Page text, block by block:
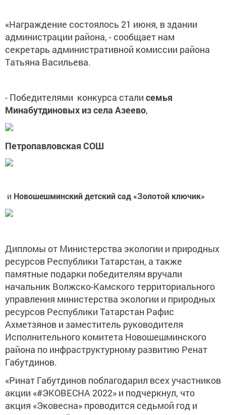
«Награждение состоялось 21 июня, в здании
администрации района, - сообщает нам
секретарь административной комиссии района
Татьяна Васильева.
- Победителями конкурса стали семья
Минабутдиновых из села Азеево,
Петропавловская СОШ
и Новошешминский детский сад «Золотой ключик»
Дипломы от Министерства экологии и природных
ресурсов Республики Татарстан, а также
памятные подарки победителям вручали
начальник Волжско-Камского территориального
управления министерства экологии и природных
ресурсов Республики Татарстан Рафис
Ахметзянов и заместитель руководителя
Исполнительного комитета Новошешминского
района по инфраструктурному развитию Ренат
Габутдинов.
«Ринат Габутдинов поблагодарил всех участников
акции «#ЭКОВЕСНА 2022» и подчеркнул, что
акция «Эковесна» проводится седьмой год и